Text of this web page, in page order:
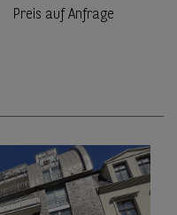
Preis auf Anfrage